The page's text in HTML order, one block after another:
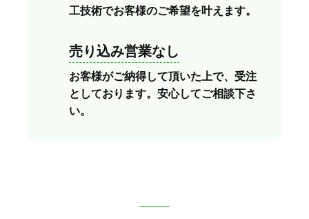
工技術でお客様のご希望を叶えます。
売り込み営業なし
お客様がご納得して頂いた上で、受注
としております。安心してご相談下さ
い。